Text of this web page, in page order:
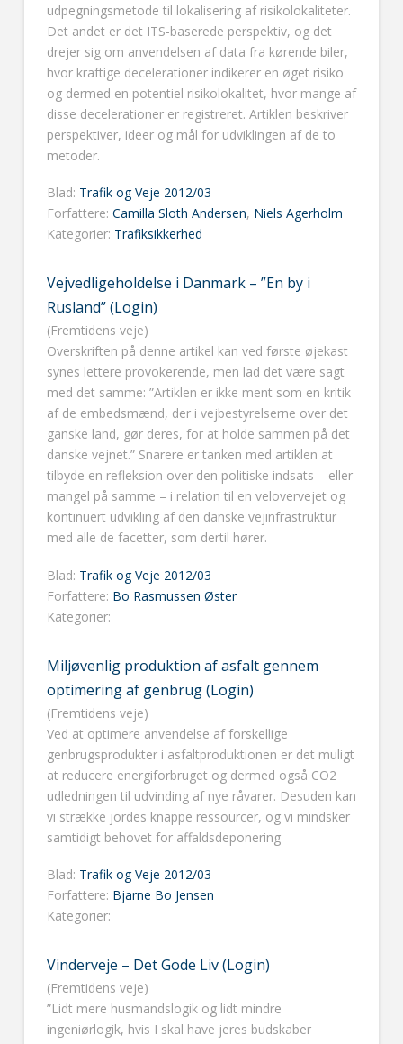
udpegningsmetode til lokalisering af risikolokaliteter.
Det andet er det ITS-baserede perspektiv, og det
drejer sig om anvendelsen af data fra kørende biler,
hvor kraftige decelerationer indikerer en øget risiko
og dermed en potentiel risikolokalitet, hvor mange af
disse decelerationer er registreret. Artiklen beskriver
perspektiver, ideer og mål for udviklingen af de to
metoder.
Blad: Trafik og Veje 2012/03
Forfattere: Camilla Sloth Andersen, Niels Agerholm
Kategorier: Trafiksikkerhed
Vejvedligeholdelse i Danmark – ”En by i
Rusland” (Login)
(Fremtidens veje)
Overskriften på denne artikel kan ved første øjekast
synes lettere provokerende, men lad det være sagt
med det samme: ”Artiklen er ikke ment som en kritik
af de embedsmænd, der i vejbestyrelserne over det
ganske land, gør deres, for at holde sammen på det
danske vejnet.” Snarere er tanken med artiklen at
tilbyde en refleksion over den politiske indsats – eller
mangel på samme – i relation til en velovervejet og
kontinuert udvikling af den danske vejinfrastruktur
med alle de facetter, som dertil hører.
Blad: Trafik og Veje 2012/03
Forfattere: Bo Rasmussen Øster
Kategorier:
Miljøvenlig produktion af asfalt gennem
optimering af genbrug (Login)
(Fremtidens veje)
Ved at optimere anvendelse af forskellige
genbrugsprodukter i asfaltproduktionen er det muligt
at reducere energiforbruget og dermed også CO2
udledningen til udvinding af nye råvarer. Desuden kan
vi strække jordes knappe ressourcer, og vi mindsker
samtidigt behovet for affaldsdeponering
Blad: Trafik og Veje 2012/03
Forfattere: Bjarne Bo Jensen
Kategorier:
Vinderveje – Det Gode Liv (Login)
(Fremtidens veje)
”Lidt mere husmandslogik og lidt mindre
ingeniørlogik, hvis I skal have jeres budskaber